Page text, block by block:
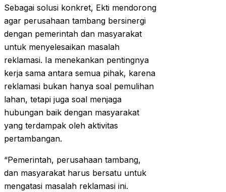
Sebagai solusi konkret, Ekti mendorong
agar perusahaan tambang bersinergi
dengan pemerintah dan masyarakat
untuk menyelesaikan masalah
reklamasi. Ia menekankan pentingnya
kerja sama antara semua pihak, karena
reklamasi bukan hanya soal pemulihan
lahan, tetapi juga soal menjaga
hubungan baik dengan masyarakat
yang terdampak oleh aktivitas
pertambangan.
“Pemerintah, perusahaan tambang,
dan masyarakat harus bersatu untuk
mengatasi masalah reklamasi ini.